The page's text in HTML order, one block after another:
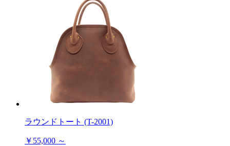
ラウンドトート (T-2001)
￥55,000 ～